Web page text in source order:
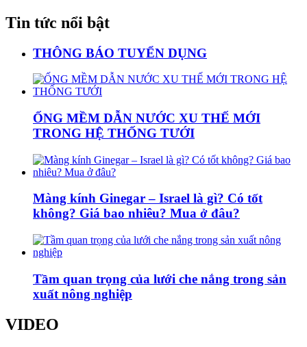
Tin tức nổi bật
THÔNG BÁO TUYỂN DỤNG
ỐNG MỀM DẪN NƯỚC XU THẾ MỚI
TRONG HỆ THỐNG TƯỚI
Màng kính Ginegar – Israel là gì? Có tốt
không? Giá bao nhiêu? Mua ở đâu?
Tầm quan trọng của lưới che nắng trong sản
xuất nông nghiệp
VIDEO